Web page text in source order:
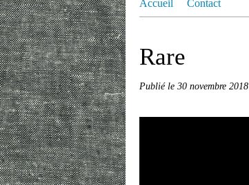
Accueil Contact
Rare
Publié le 30 novembre 2018